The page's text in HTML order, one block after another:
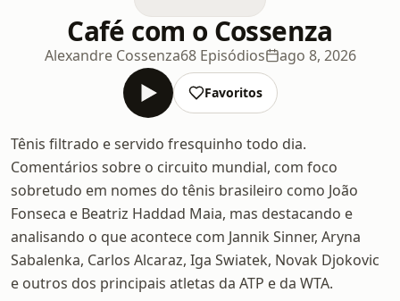
Café com o Cossenza
Alexandre Cossenza68 Episódios ago 8, 2026
Favoritos
Tênis filtrado e servido fresquinho todo dia.
Comentários sobre o circuito mundial, com foco
sobretudo em nomes do tênis brasileiro como João
Fonseca e Beatriz Haddad Maia, mas destacando e
analisando o que acontece com Jannik Sinner, Aryna
Sabalenka, Carlos Alcaraz, Iga Swiatek, Novak Djokovic
e outros dos principais atletas da ATP e da WTA.